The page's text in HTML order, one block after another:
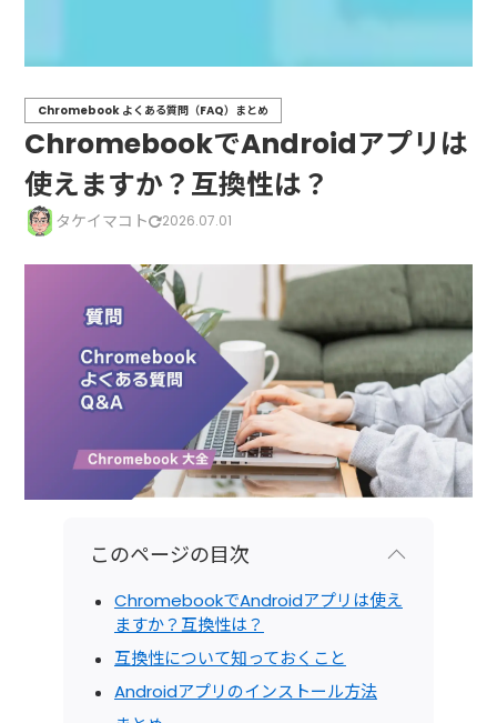
ChromebookでAndroidアプリは
使えますか？互換性は？
タケイマコト 2026.07.01
Chromebook よくある質問（FAQ）まとめ
このページの目次
ChromebookでAndroidアプリは使え
ますか？互換性は？
互換性について知っておくこと
Androidアプリのインストール方法